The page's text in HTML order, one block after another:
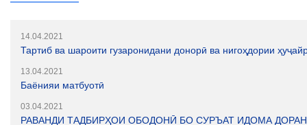
14.04.2021
Тартиб ва шароити гузаронидани донорӣ ва нигоҳдории
13.04.2021
Баёнияи матбуотӣ
03.04.2021
РАВАНДИ ТАДБИРҲОИ ОБОДОНӢ БО СУРЪАТ ИДОМА